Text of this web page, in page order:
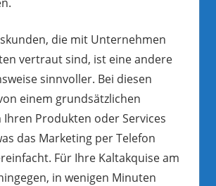
die mit Unternehmen
vertraut sind, ist eine andere
sinnvoller. Bei diesen
einem grundsätzlichen
Ihren Produkten oder Services
das Marketing per Telefon
Für Ihre Kaltakquise am
in wenigen Minuten